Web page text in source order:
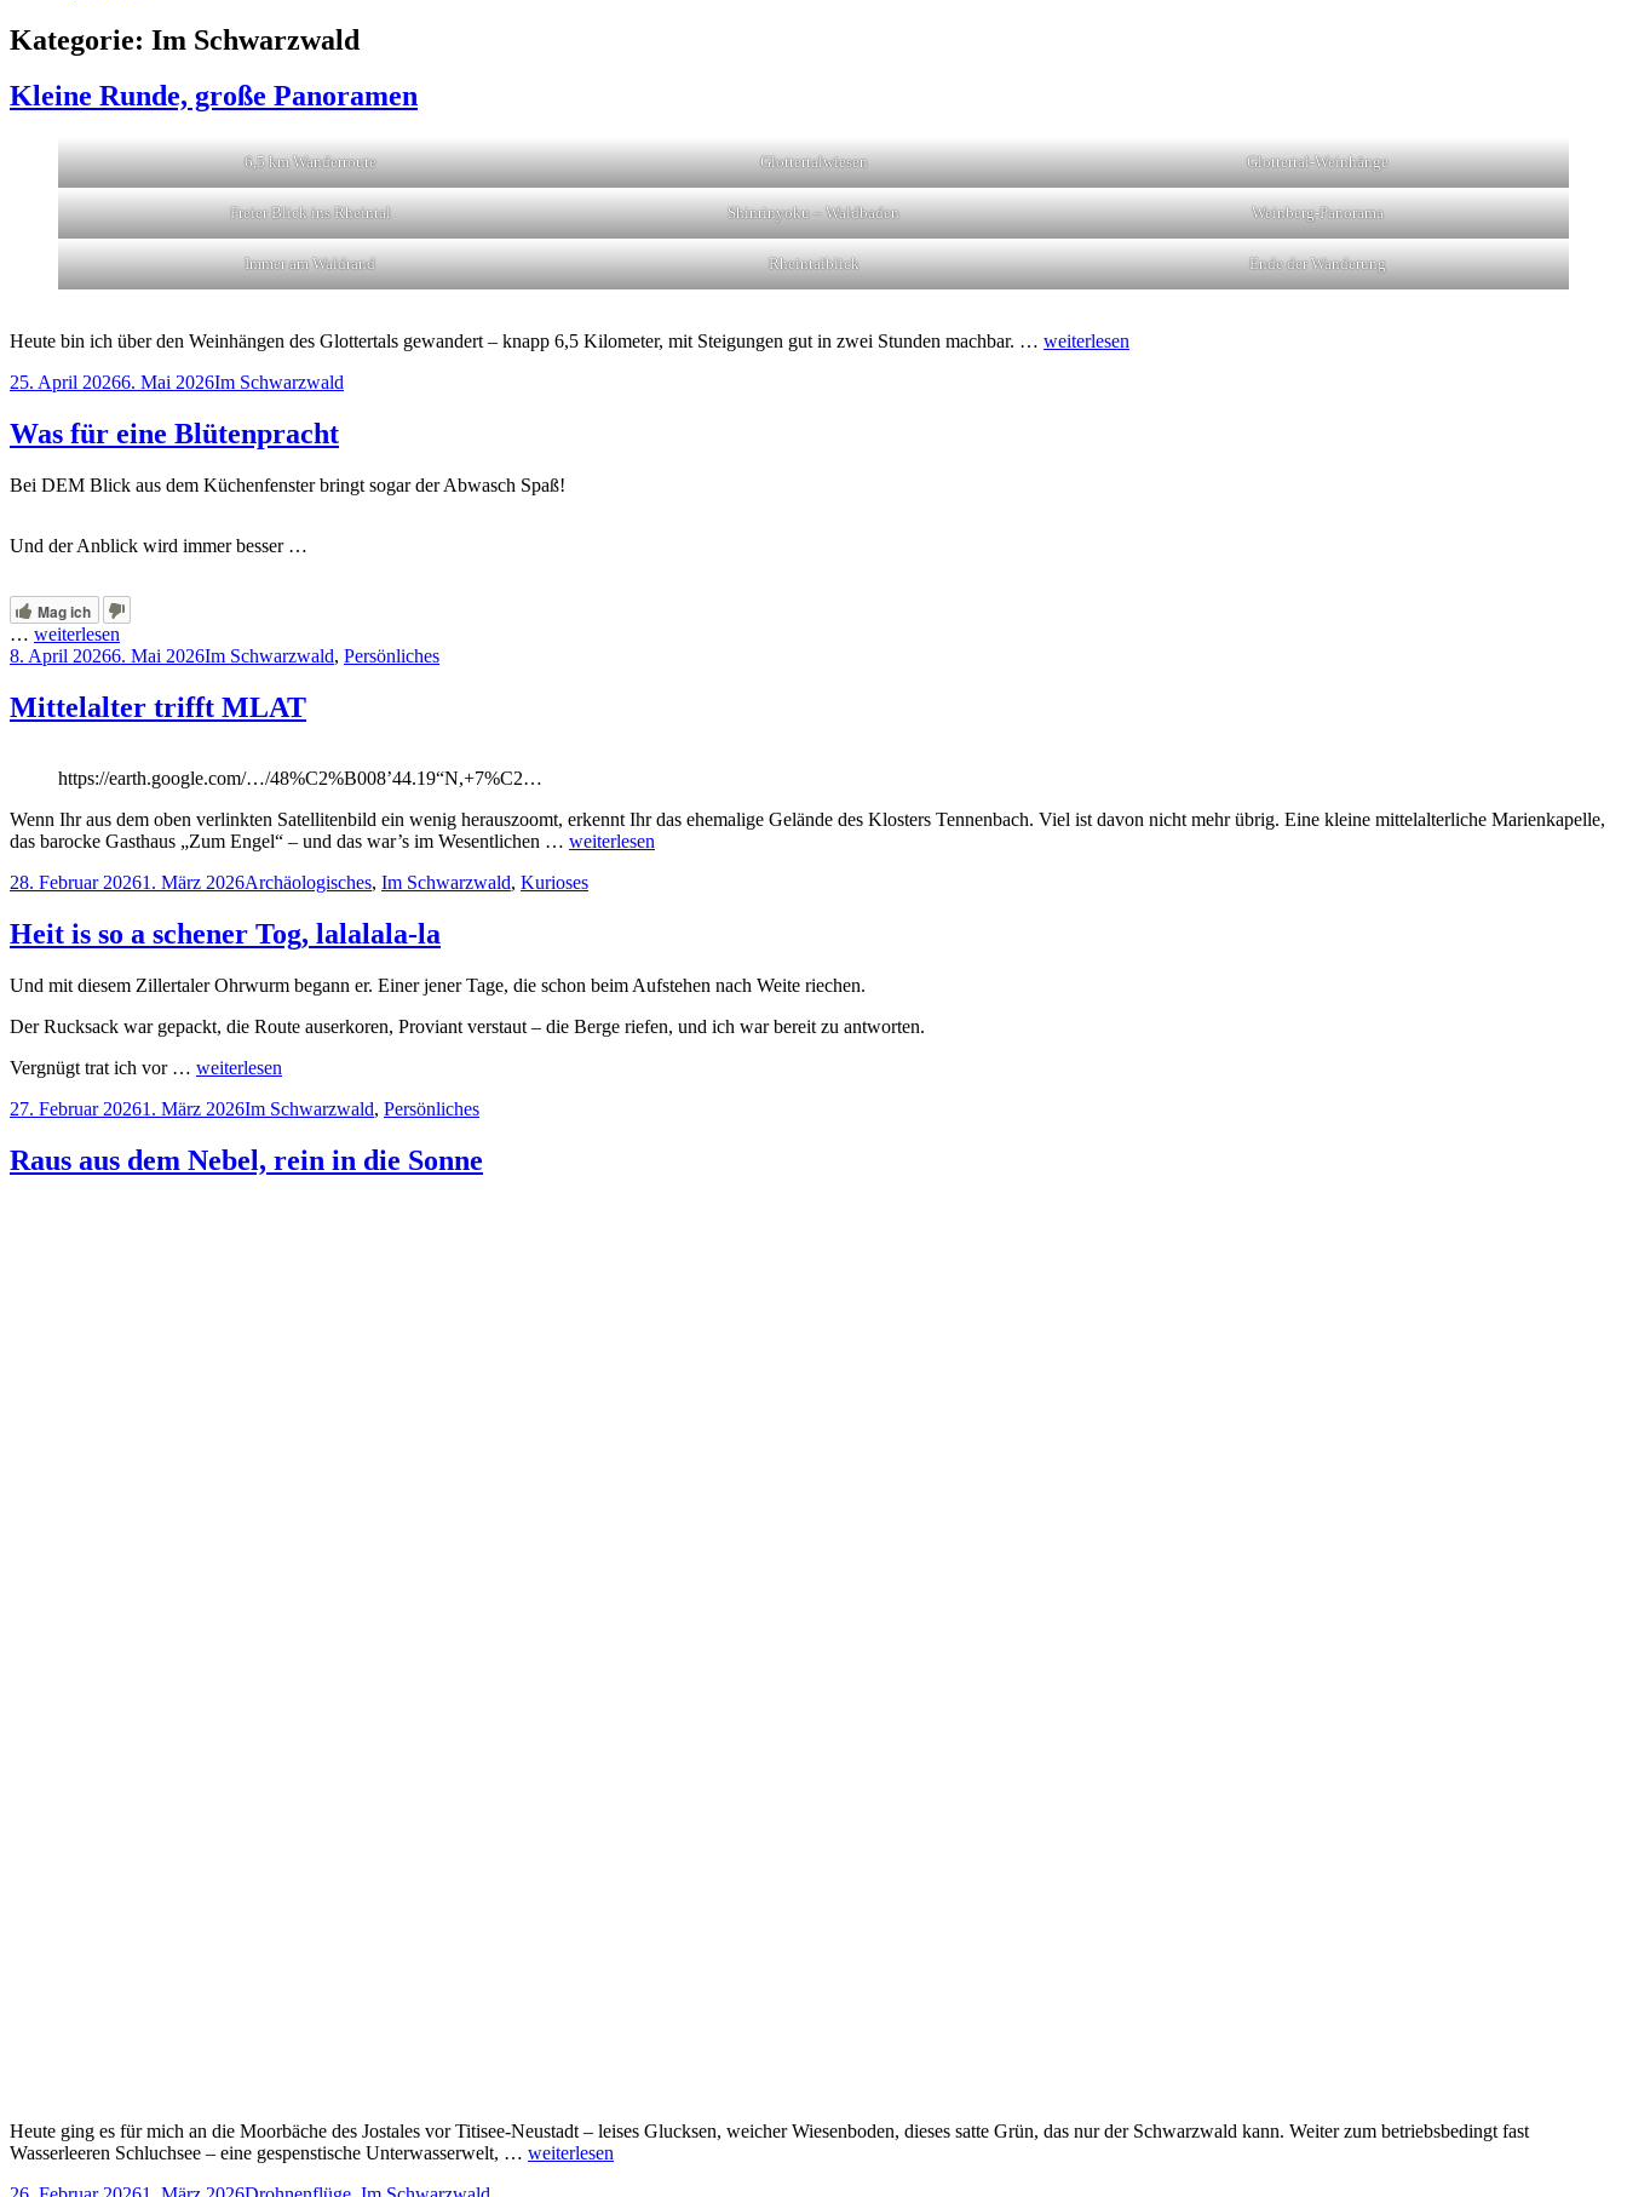
Kategorie: Im Schwarzwald
Kleine Runde, große Panoramen
6,5 km Wanderroute Glottertalwiesen Glottertal-Weinhänge
Freier Blick ins Rheintal Shinrinyoku – Waldbaden Weinberg-Panorama
Immer am Waldrand Rheintalblick Ende der Wanderung
Heute bin ich über den Weinhängen des Glottertals gewandert – knapp 6,5 Kilometer, mit Steigungen gut in zwei Stunden machbar. … weiterlesen
Veröffentlicht
25. April 20266. Mai 2026Kategorien
Im Schwarzwald
Was für eine Blütenpracht
Bei DEM Blick aus dem Küchenfenster bringt sogar der Abwasch Spaß!
Und der Anblick wird immer besser …
Mag ich
… weiterlesen
Veröffentlicht
8. April 20266. Mai 2026Kategorien
Im Schwarzwald, Persönliches
Mittelalter trifft MLAT
https://earth.google.com/…/48%C2%B008’44.19“N,+7%C2…
Wenn Ihr aus dem oben verlinkten Satellitenbild ein wenig herauszoomt, erkennt Ihr das ehemalige Gelände des Klosters Tennenbach. Viel ist davon nicht mehr übrig. Eine kleine mittelalterliche Marienkapelle,
das barocke Gasthaus „Zum Engel“ – und das war’s im Wesentlichen … weiterlesen
Veröffentlicht
28. Februar 20261. März 2026Kategorien
Archäologisches, Im Schwarzwald, Kurioses
Heit is so a schener Tog, lalalala-la
Und mit diesem Zillertaler Ohrwurm begann er. Einer jener Tage, die schon beim Aufstehen nach Weite riechen.
Der Rucksack war gepackt, die Route auserkoren, Proviant verstaut – die Berge riefen, und ich war bereit zu antworten.
Vergnügt trat ich vor … weiterlesen
Veröffentlicht
27. Februar 20261. März 2026Kategorien
Im Schwarzwald, Persönliches
Raus aus dem Nebel, rein in die Sonne
Heute ging es für mich an die Moorbäche des Jostales vor Titisee-Neustadt – leises Glucksen, weicher Wiesenboden, dieses satte Grün, das nur der Schwarzwald kann. Weiter zum betriebsbedingt fast
Wasserleeren Schluchsee – eine gespenstische Unterwasserwelt, … weiterlesen
Veröffentlicht
Kategorien